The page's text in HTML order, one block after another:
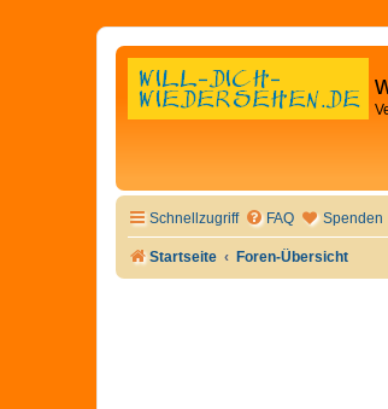
Schnellzugriff FAQ Spenden
Startseite Foren-Übersicht